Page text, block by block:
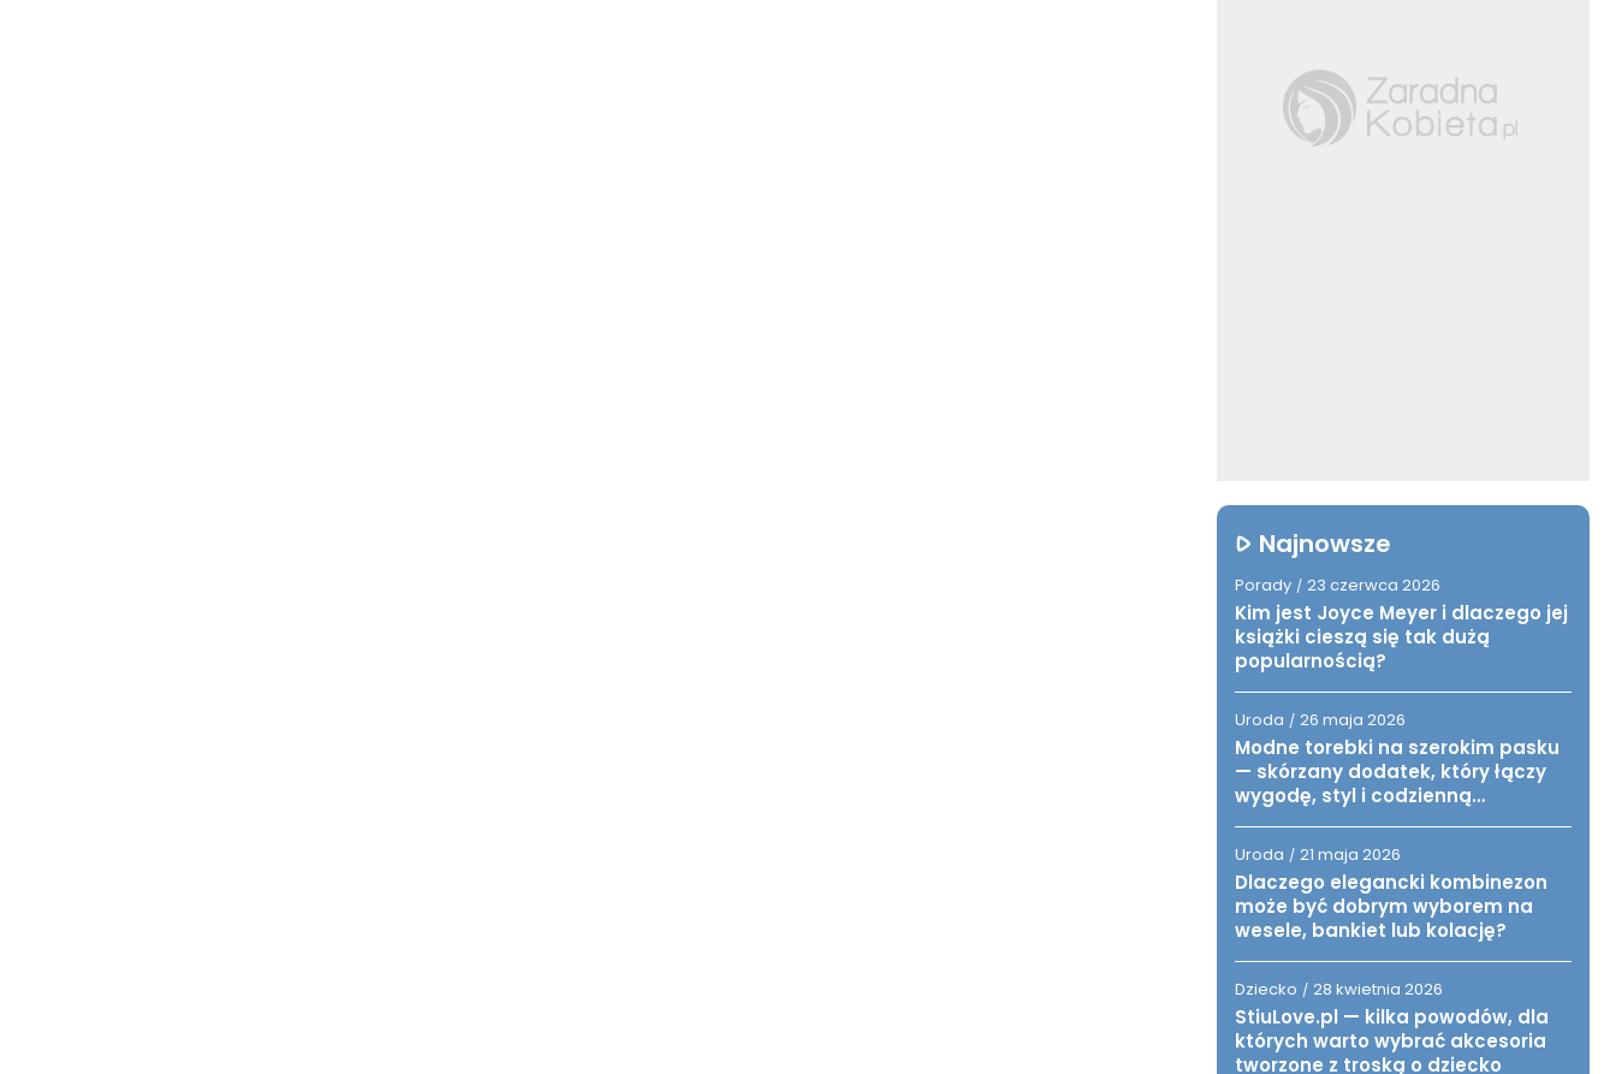
Najnowsze
Porady / 23 czerwca 2026
Kim jest Joyce Meyer i dlaczego jej
książki cieszą się tak dużą
popularnością?
Uroda / 26 maja 2026
Modne torebki na szerokim pasku
— skórzany dodatek, który łączy
wygodę, styl i codzienną
Uroda / 21 maja 2026
Dlaczego elegancki kombinezon
może być dobrym wyborem na
wesele, bankiet lub kolację?
Dziecko / 28 kwietnia 2026
StiuLove.pl — kilka powodów, dla
których warto wybrać akcesoria
tworzone z troską o dziecko